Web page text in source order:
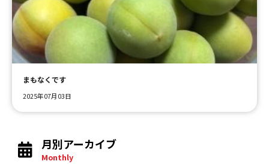
試写会・プレゼント
Present
ＹＢＣオンデマンド
まもなくです
2025年07月03日
月別アーカイブ
Monthly